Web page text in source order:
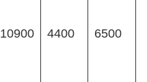
10900 4400 6500